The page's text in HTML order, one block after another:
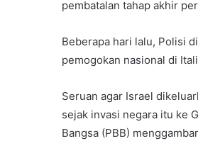
pembatalan tahap akhir
Beberapa hari lalu, Polisi
pemogokan nasional di
Seruan agar Israel
sejak invasi negara itu ke
Bangsa (PBB)